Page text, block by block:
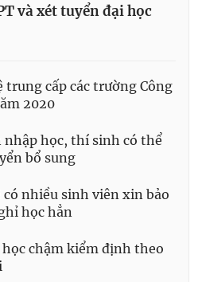
và xét tuyển đại học
trung cấp các trường Công
2020
nhập học, thí sinh có thể
bổ sung
có nhiều sinh viên xin bảo
học hẳn
học chậm kiểm định theo